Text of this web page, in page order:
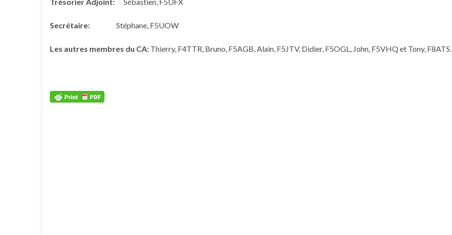
Secrétaire: Stéphane, F5UOW
Les autres membres du CA: Thierry, F4TTR, Bruno, F5AGB, Alain, F5JTV, Didier, F5OGL, John, F5VHQ et Tony, F8ATS.